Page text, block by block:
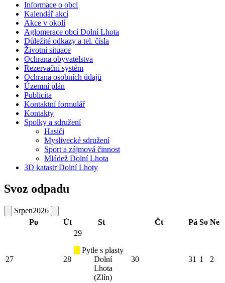
Informace o obci
Kalendář akcí
Akce v okolí
Aglomerace obcí Dolní Lhota
Důležité odkazy a tel. čísla
Životní situace
Ochrana obyvatelstva
Rezervační systém
Ochrana osobních údajů
Územní plán
Publicita
Kontaktní formulář
Kontakty
Spolky a sdružení
Hasiči
Myslivecké sdružení
Sport a zájmová činnost
Mládež Dolní Lhota
3D katastr Dolní Lhoty
Svoz odpadu
Srpen2026
Po
Út St Čt Pá So Ne
27 28
29
Pytle s plasty
Dolní
Lhota
(Zlín)
30 31 1 2